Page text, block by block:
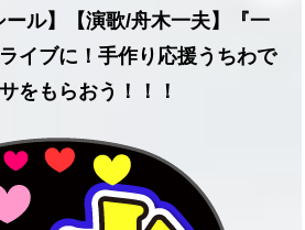
ール】【演歌/舟木一夫】『一
イブに！手作り応援うちわで
をもらおう！！！